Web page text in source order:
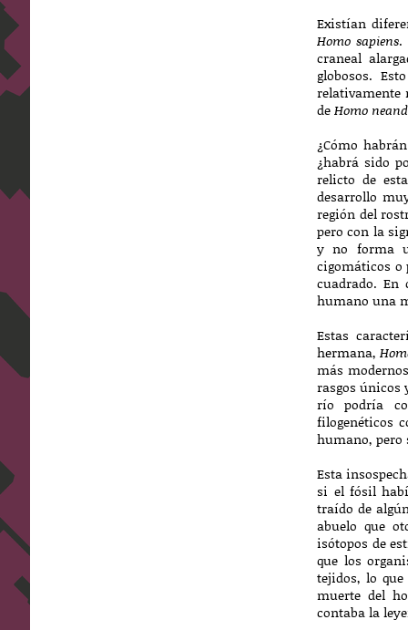
Existían
Homo sapiens.
craneal
globosos.
relativamente
deHomo
¿Cómo
¿habrá sido
relicto de
desarrollo
región del
pero con la
y no forma
cigomáticos o
cuadrado.
humano una
Estas
hermana,
más
rasgos únicos
río podría
filogenéticos
humano, pero
Esta
si el fósil
traído de
abuelo que
isótopos de
que los
tejidos, lo
muerte del
contaba la